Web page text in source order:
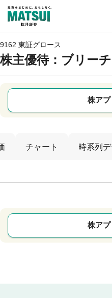
9162 東証グロース
株主優待：ブリーチ
株ア
チャート 時系列
株ア